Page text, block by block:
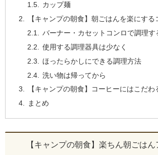
カップ麺
【キャンプの朝食】朝ごはんを楽にする
バーナー・カセットコンロで調理す
使用する調理器具は少なく
ほったらかしにできる調理方法
洗い物は帰ってから
【キャンプの朝食】コーヒーにはこだわ
まとめ
【キャンプの朝食】楽ちん朝ごは